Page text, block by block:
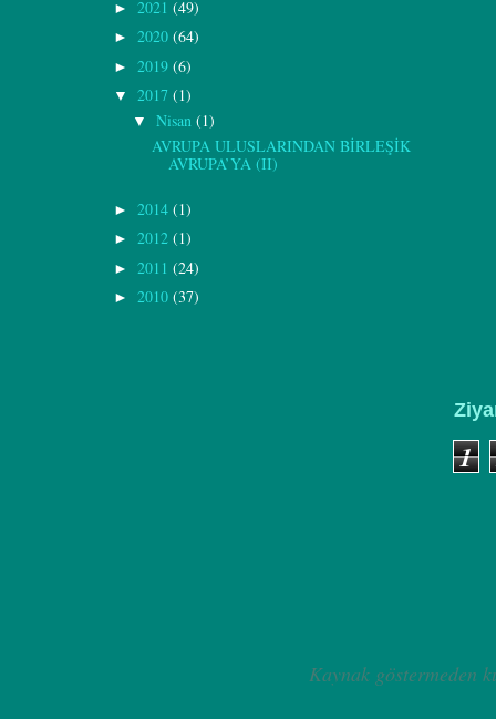
► 2021 (49)
► 2020 (64)
► 2019 (6)
▼ 2017 (1)
▼ Nisan (1)
AVRUPA ULUSLARINDAN BİRLEŞİK
AVRUPA’YA (II)
► 2014 (1)
► 2012 (1)
► 2011 (24)
► 2010 (37)
1
Kaynak göstermeden